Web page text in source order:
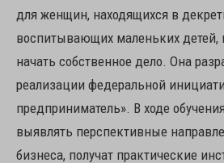
для женщин, находящихся в
воспитывающих маленьких детей,
начать собственное дело. Она
реализации федеральной
предприниматель». В ходе
выявлять перспективные
бизнеса, получат практические